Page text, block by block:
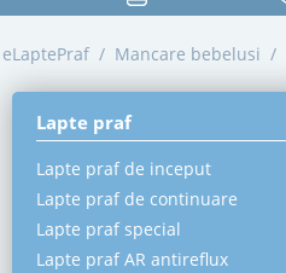
eLaptePraf / Mancare bebelusi /
Lapte praf
Lapte praf de inceput
Lapte praf de continuare
Lapte praf special
Lapte praf AR antireflux